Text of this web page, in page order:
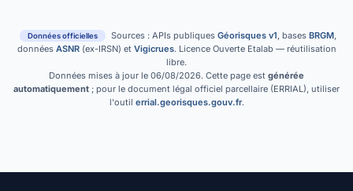
Données officielles Sources : APIs publiques Géorisques v1, bases BRGM,
données ASNR(ex-IRSN) et Vigicrues. Licence Ouverte Etalab — réutilisation
libre.
Données mises à jour le 06/08/2026. Cette page est générée
automatiquement ; pour le document légal officiel parcellaire (ERRIAL), utiliser
l'outil errial.georisques.gouv.fr.